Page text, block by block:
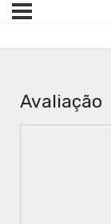
Avaliação